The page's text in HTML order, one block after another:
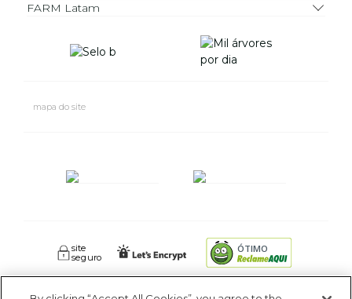
FARM Latam
mapa do site
site
seguro
ÓTIMO